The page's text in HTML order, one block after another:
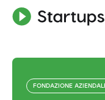
FONDAZIONE